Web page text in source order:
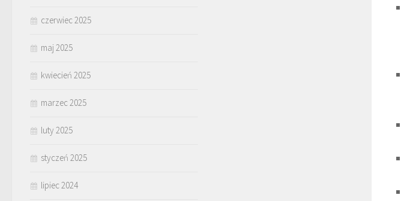
czerwiec 2025
maj 2025
kwiecień 2025
marzec 2025
luty 2025
styczeń 2025
lipiec 2024